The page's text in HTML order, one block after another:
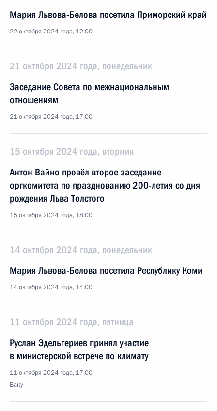
Мария Львова-Белова посетила Приморский край
22 октября 2024 года, 12:00
21 октября 2024 года, понедельник
Заседание Совета по межнациональным
отношениям
21 октября 2024 года, 17:00
15 октября 2024 года, вторник
Антон Вайно провёл второе заседание
оргкомитета по празднованию 200-летия со дня
рождения Льва Толстого
15 октября 2024 года, 18:00
14 октября 2024 года, понедельник
Мария Львова-Белова посетила Республику Коми
14 октября 2024 года, 14:00
11 октября 2024 года, пятница
Руслан Эдельгериев принял участие
в министерской встрече по климату
11 октября 2024 года, 17:00
Баку